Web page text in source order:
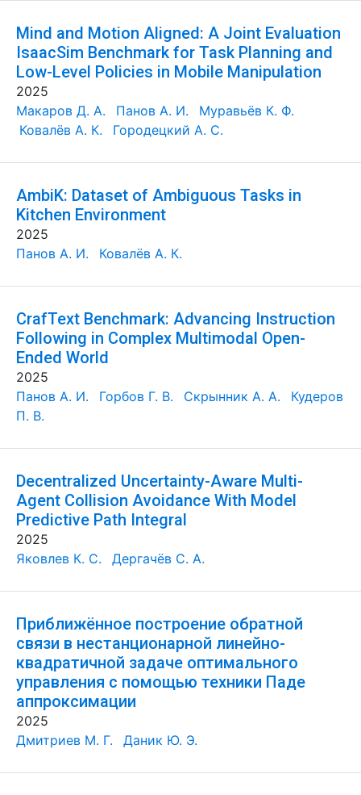
Mind and Motion Aligned: A Joint Evaluation
IsaacSim Benchmark for Task Planning and
Low-Level Policies in Mobile Manipulation
2025
Макаров Д. А.
Панов А. И.
Муравьёв К. Ф.
Ковалёв А. К.
Городецкий А. С.
AmbiK: Dataset of Ambiguous Tasks in
Kitchen Environment
2025
Панов А. И.
Ковалёв А. К.
CrafText Benchmark: Advancing Instruction
Following in Complex Multimodal Open-
Ended World
2025
Панов А. И.
Горбов Г. В. Скрынник А. А.
Кудеров
П. В.
Decentralized Uncertainty-Aware Multi-
Agent Collision Avoidance With Model
Predictive Path Integral
2025
Яковлев К. С.
Дергачёв С. А.
Приближённое построение обратной
связи в нестанционарной линейно-
квадратичной задаче оптимального
управления с помощью техники Паде
аппроксимации
2025
Дмитриев М. Г.
Даник Ю. Э.